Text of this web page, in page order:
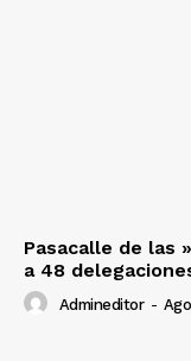
Nosotros
Contacto
Pasacalle de las
a 48
Admineditor -